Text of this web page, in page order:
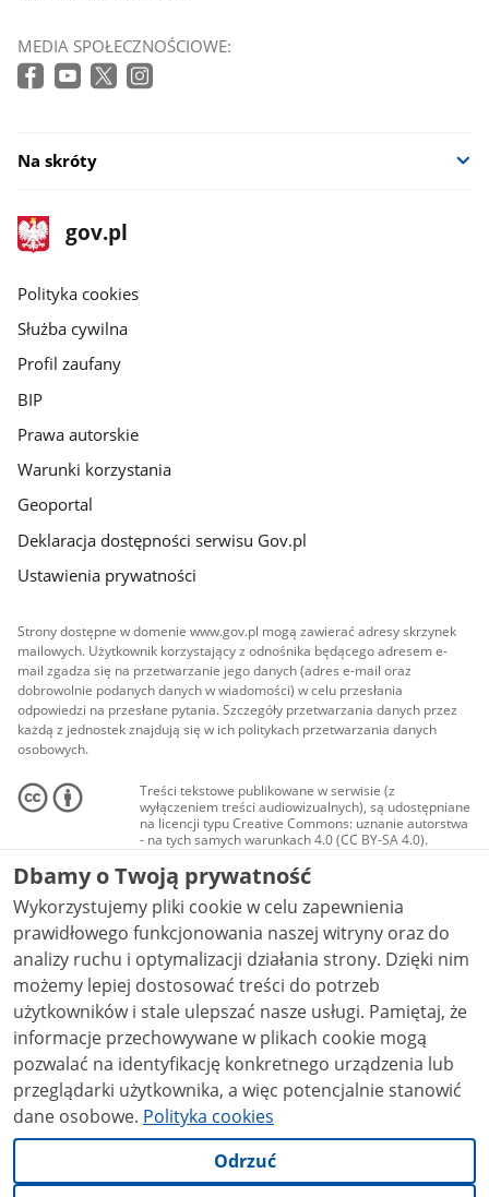
MEDIA SPOŁECZNOŚCIOWE:
Na skróty
stopka
gov.pl
Strona
gov.pl
gov.pl
Polityka cookies
Służba cywilna
Profil zaufany
BIP
Prawa autorskie
Warunki korzystania
Geoportal
Deklaracja dostępności serwisu Gov.pl
Ustawienia prywatności
Strony dostępne w domenie www.gov.pl mogą zawierać adresy skrzynek
mailowych. Użytkownik korzystający z odnośnika będącego adresem e-
mail zgadza się na przetwarzanie jego danych (adres e-mail oraz
dobrowolnie podanych danych w wiadomości) w celu przesłania
odpowiedzi na przesłane pytania. Szczegóły przetwarzania danych przez
każdą z jednostek znajdują się w ich politykach przetwarzania danych
osobowych.
Treści tekstowe publikowane w serwisie (z
wyłączeniem treści audiowizualnych), są udostępniane
na licencji typu Creative Commons: uznanie autorstwa
- na tych samych warunkach 4.0 (CC BY-SA 4.0).
Materiały audiowizualne, w tym zdjęcia, materiały
audio i wideo, są udostępniane na licencji typu
Creative Commons: uznanie autorstwa użycie
niekomercyjne - bez utworów zależnych 4.0 (CC BY-
NC-ND 4.0), o ile nie jest to stwierdzone inaczej.
Dbamy o Twoją prywatność
Wykorzystujemy pliki cookie w celu zapewnienia
prawidłowego funkcjonowania naszej witryny oraz do
analizy ruchu i optymalizacji działania strony. Dzięki nim
możemy lepiej dostosować treści do potrzeb
użytkowników i stale ulepszać nasze usługi. Pamiętaj, że
informacje przechowywane w plikach cookie mogą
pozwalać na identyfikację konkretnego urządzenia lub
przeglądarki użytkownika, a więc potencjalnie stanowić
dane osobowe. Polityka cookies
Odrzuć